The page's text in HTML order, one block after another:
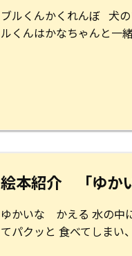
ブルくんかくれんぼ 犬
ルくんはかなちゃんと一
絵本紹介 「ゆか
ゆかいな かえる 水の中
てパクッと 食べてしまい